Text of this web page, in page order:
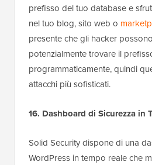
prefisso del tuo database e
nel tuo blog, sito web o
presente che gli hacker
potenzialmente trovare il
programmaticamente, quindi
attacchi più sofisticati.
16. Dashboard di Sicurezza in
Solid Security dispone di una
WordPress in tempo reale che